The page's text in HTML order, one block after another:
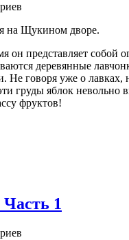
на Щукином дворе.
представляет собой
деревянные
Не говоря уже о
груды яблок невольно
фруктов!
1